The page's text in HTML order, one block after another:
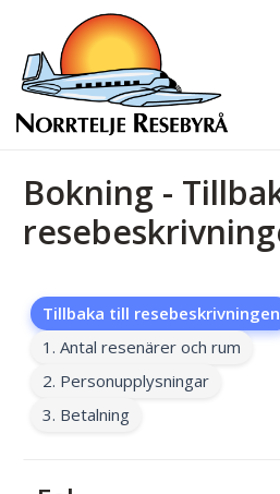
Bokning -
Tillbaka till resebeskrivningen
1. Antal resenärer och rum
2. Personupplysningar
3. Betalning